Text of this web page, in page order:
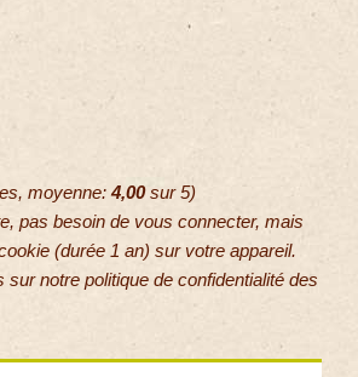
moyenne:4,00sur 5)
pas besoin de vous connecter, mais
(durée 1 an) sur votre appareil.
sur notre politique de confidentialité des